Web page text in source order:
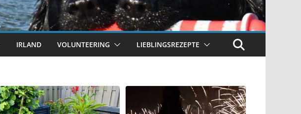
IRLAND VOLUNTEERING LIEBLINGSREZEPTE